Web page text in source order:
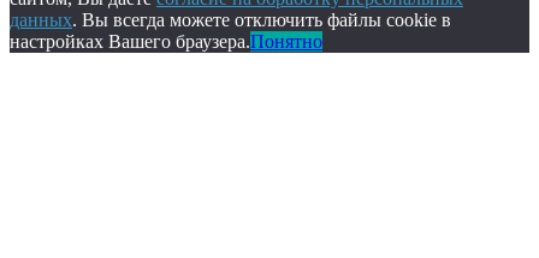
данных. Вы всегда можете отключить файлы cookie в
настройках Вашего браузера.Понятно